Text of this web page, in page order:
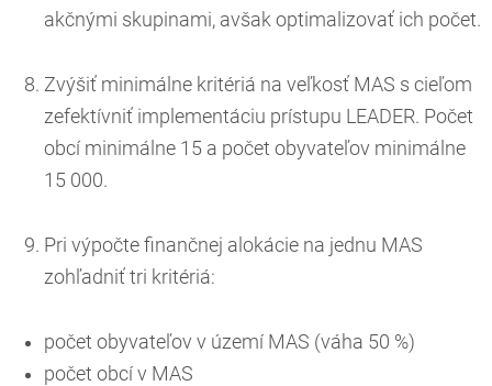
akčnými skupinami, avšak optimalizovať ich počet.
Zvýšiť minimálne kritériá na veľkosť MAS s cieľom
zefektívniť implementáciu prístupu LEADER. Počet
obcí minimálne 15 a počet obyvateľov minimálne
15 000.
Pri výpočte finančnej alokácie na jednu MAS
zohľadniť tri kritériá:
počet obyvateľov v území MAS (váha 50 %)
počet obcí v MAS